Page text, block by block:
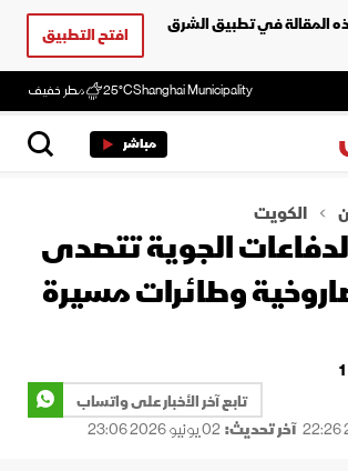
المقالة في تطبيق الشرق
افتح التطبيق
Shanghai Municipality
25°C مطر خفيف
مباشر
الكويت
الجوية تتصدى
وطائرات مسيرة
تابع آخر الأخبار على واتساب
آخر تحديث:02 يونيو 2026 23:06